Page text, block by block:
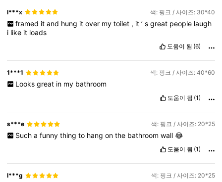
l***x 색: 핑크 / 사이즈: 30*40
framed it and hung it over my toilet , it ’ s great people laugh
i like it loads
도움이 됨 (6)
1***1 색: 핑크 / 사이즈: 40*60
Looks great in my bathroom
도움이 됨 (1)
s***e 색: 핑크 / 사이즈: 20*25
Such a funny thing to hang on the bathroom wall 😂
도움이 됨 (1)
l***g 색: 핑크 / 사이즈: 20*25